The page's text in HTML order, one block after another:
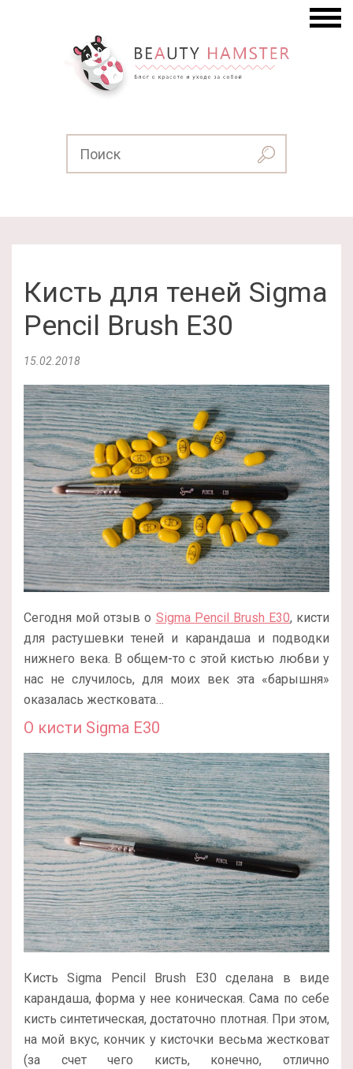
Кисть для теней Sigma
Pencil Brush E30
15.02.2018
Сегодня мой отзыв о Sigma Pencil Brush E30, кисти
для растушевки теней и карандаша и подводки
нижнего века. В общем-то с этой кистью любви у
нас не случилось, для моих век эта «барышня»
оказалась жестковата…
О кисти Sigma E30
Кисть Sigma Pencil Brush E30 сделана в виде
карандаша, форма у нее коническая. Сама по себе
кисть синтетическая, достаточно плотная. При этом,
на мой вкус, кончик у кисточки весьма жестковат
(за счет чего кисть, конечно, отлично